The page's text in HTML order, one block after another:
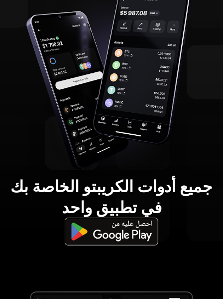
جميع أدوات الكريبتو الخاصة بك
في تطبيق واحد